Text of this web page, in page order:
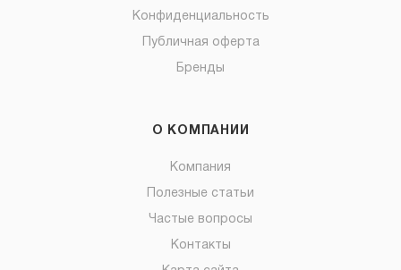
Конфиденциальность
Публичная оферта
Бренды
О КОМПАНИИ
Компания
Полезные статьи
Частые вопросы
Контакты